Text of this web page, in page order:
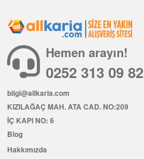
Hemen arayın!
0252 313 09 82
bilgi@allkaria.com
KIZILAĞAÇ MAH. ATA CAD. NO:209
İÇ KAPI NO: 6
Blog
Hakkımızda